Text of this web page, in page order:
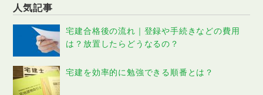
人気記事
宅建合格後の流れ｜登録や手続きなどの費用
は？放置したらどうなるの？
宅建を効率的に勉強できる順番とは？